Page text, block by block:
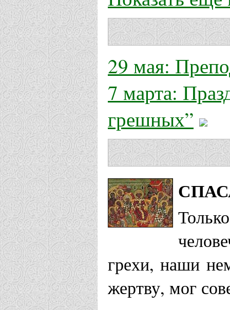
29 мая:
7 марта:
грешных”
грехи, наши
жертву, мог